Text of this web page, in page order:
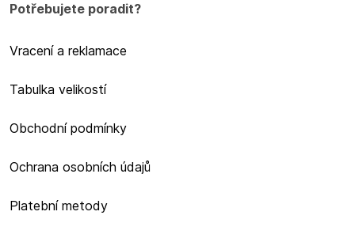
Potřebujete poradit?
Vracení a reklamace
Tabulka velikostí
Obchodní podmínky
Ochrana osobních údajů
Platební metody